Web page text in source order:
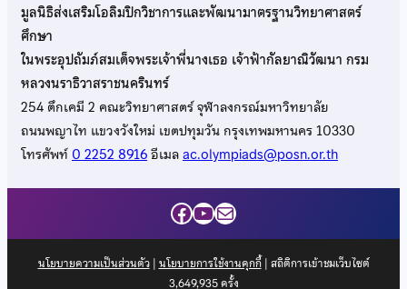
มูลนิธิส่งเสริมโอลิมปิกวิชาการและพัฒนามาตรฐานวิทยาศาสตร์
ศึกษา
ในพระอุปถัมภ์สมเด็จพระเจ้าพี่นางเธอ เจ้าฟ้ากัลยาณิวัฒนา กรม
หลวงนราธิวาสราชนครินทร์
254 ตึกเคมี 2 คณะวิทยาศาสตร์ จุฬาลงกรณ์มหาวิทยาลัย
ถนนพญาไท แขวงวังใหม่ เขตปทุมวัน กรุงเทพมหานคร 10330
โทรศัพท์0 2252 8916อีเมลac.olympiads@posn.or.th
Facebook
YouTube
Mail
นโยบายความเป็นส่วนตัว| นโยบายการใช้งานคุกกี้| สถิติการเข้าชมเว็บไซต์
3,649,935ครั้ง